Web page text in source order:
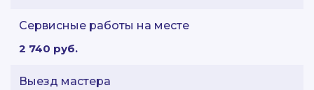
Сервисные работы на месте
2 740 руб.
Выезд мастера